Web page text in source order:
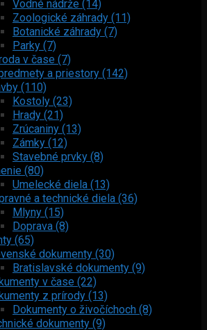
Vodné nádrže (14)
Zoologické záhrady (11)
Botanické záhrady (7)
Parky (7)
v čase (7)
a priestory (142)
(110)
Kostoly (23)
Hrady (21)
Zrúcaniny (13)
Zámky (12)
Stavebné prvky (8)
(80)
Umelecké diela (13)
a technické diela (36)
Mlyny (15)
Doprava (8)
(65)
dokumenty (30)
Bratislavské dokumenty (9)
v čase (22)
z prírody (13)
Dokumenty o živočíchoch (8)
dokumenty (9)